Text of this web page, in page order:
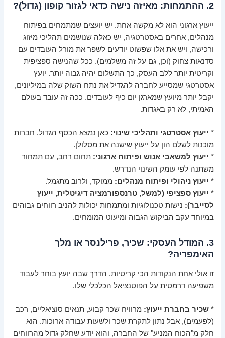
2. ההתמחות: מאיזה נישה כדאי לגזור קופון (גדול)?
ייעוץ ארגוני הוא לא מקשה אחת. יש יועצים שמתמחים בפיתוח
מנהלים, אחרים באסטרטגיה, יש כאלה שנושמים תהליכי מיזוג
ורכישה, ויש את אלו שפשוט יודעים לשפר את מורל העובדים עם
סדנאות צחוק (וכן, גם על זה משלמים). ככל שהנישה ספציפית
וקריטית יותר ללב העסק, כך התשלום יהיה גבוה יותר. יועץ
אסטרטגי שמסייע לחברה להגדיל את נתח השוק שלה במיליונים,
יקבל יותר מיועץ שמארגן יום כיף לעובדים. ככה זה עובד בעולם
האמיתי, לא רק באגדות.
* ייעוץ אסטרטגי ותהליכי שינוי: כאן נמצא הכסף הגדול. חברות
מוכנות לשלם הון על ייעוץ שישנה את מסלולן.
* ייעוץ למשאבי אנוש ופיתוח ארגוני: תחום רחב, עם תמחור
משתנה לפי עומק השינוי הנדרש.
* ייעוץ ניהולי ופיתוח מנהלים: ממוקד, ולרוב מתגמל.
* ייעוץ ספציפי (למשל, טרנספורמציה דיגיטלית, ייעוץ
לסייבר): נישות טכנולוגיות ומתמחות יכולות להניב רווחים גבוהים
במיוחד עקב הביקוש הגבוה ומיעוט המומחים.
3. המודל העסקי: שכיר, פרילנסר או מלך
האימפריה?
זו אולי אחת הנקודות הכי קריטיות. הדרך שבה יועץ בוחר לעבוד
משפיעה דרמטית על הפוטנציאל הכלכלי שלו.
*שכיר בחברת ייעוץ: מרוויח שכר קבוע, תנאים סוציאליים, רכב
(לפעמים), אבל נתון לתקרת שכר ולשעות עבודה ארוכות. הוא
חלק מ"הכוח המניע" של החברה, והוא יודע שחלק גדול מהרווחים